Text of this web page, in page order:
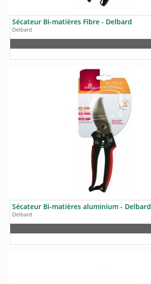
Sécateur Bi-matières Fibre - Delbard
Delbard
Sécateur Bi-matières aluminium - Delbard
Delbard